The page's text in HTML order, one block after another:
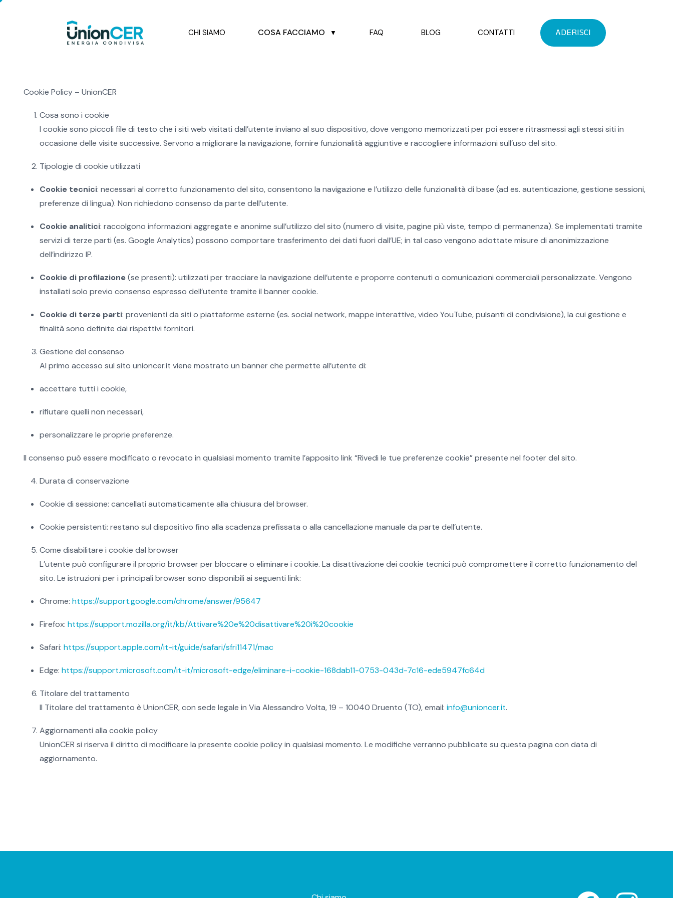
CHI SIAMO COSA FACCIAMO ▼ FAQ BLOG CONTATTI
Cookie Policy – UnionCER
Cosa sono i cookie
I cookie sono piccoli file di testo che i siti web visitati dall’utente inviano al suo dispositivo, dove vengono memorizzati per poi essere ritrasmessi agli stessi siti in
occasione delle visite successive. Servono a migliorare la navigazione, fornire funzionalità aggiuntive e raccogliere informazioni sull’uso del sito.
Tipologie di cookie utilizzati
Cookie tecnici: necessari al corretto funzionamento del sito, consentono la navigazione e l’utilizzo delle funzionalità di base (ad es. autenticazione, gestione sessioni,
preferenze di lingua). Non richiedono consenso da parte dell’utente.
Cookie analitici: raccolgono informazioni aggregate e anonime sull’utilizzo del sito (numero di visite, pagine più viste, tempo di permanenza). Se implementati tramite
servizi di terze parti (es. Google Analytics) possono comportare trasferimento dei dati fuori dall’UE; in tal caso vengono adottate misure di anonimizzazione
dell’indirizzo IP.
Cookie di profilazione(se presenti): utilizzati per tracciare la navigazione dell’utente e proporre contenuti o comunicazioni commerciali personalizzate. Vengono
installati solo previo consenso espresso dell’utente tramite il banner cookie.
Cookie di terze parti: provenienti da siti o piattaforme esterne (es. social network, mappe interattive, video YouTube, pulsanti di condivisione), la cui gestione e
finalità sono definite dai rispettivi fornitori.
Gestione del consenso
Al primo accesso sul sito unioncer.it viene mostrato un banner che permette all’utente di:
accettare tutti i cookie,
rifiutare quelli non necessari,
personalizzare le proprie preferenze.
Il consenso può essere modificato o revocato in qualsiasi momento tramite l’apposito link “Rivedi le tue preferenze cookie” presente nel footer del sito.
Durata di conservazione
Cookie di sessione: cancellati automaticamente alla chiusura del browser.
Cookie persistenti: restano sul dispositivo fino alla scadenza prefissata o alla cancellazione manuale da parte dell’utente.
Come disabilitare i cookie dal browser
L’utente può configurare il proprio browser per bloccare o eliminare i cookie. La disattivazione dei cookie tecnici può compromettere il corretto funzionamento del
sito. Le istruzioni per i principali browser sono disponibili ai seguenti link:
Chrome: https://support.google.com/chrome/answer/95647
Firefox: https://support.mozilla.org/it/kb/Attivare%20e%20disattivare%20i%20cookie
Safari: https://support.apple.com/it-it/guide/safari/sfri11471/mac
Edge: https://support.microsoft.com/it-it/microsoft-edge/eliminare-i-cookie-168dab11-0753-043d-7c16-ede5947fc64d
Titolare del trattamento
Il Titolare del trattamento è UnionCER, con sede legale in Via Alessandro Volta, 19 – 10040 Druento (TO), email: info@unioncer.it.
Aggiornamenti alla cookie policy
UnionCER si riserva il diritto di modificare la presente cookie policy in qualsiasi momento. Le modifiche verranno pubblicate su questa pagina con data di
aggiornamento.